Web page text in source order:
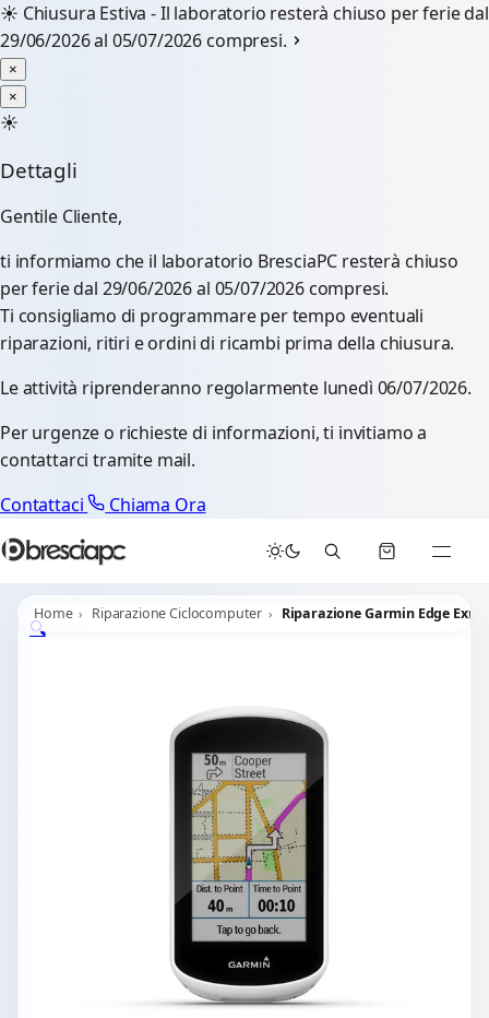
☀️ Chiusura Estiva - Il laboratorio resterà chiuso per ferie dal
29/06/2026 al 05/07/2026 compresi.
×
×
☀️
Dettagli
Gentile Cliente,
ti informiamo che il laboratorio BresciaPC resterà chiuso
per ferie dal 29/06/2026 al 05/07/2026 compresi.
Ti consigliamo di programmare per tempo eventuali
riparazioni, ritiri e ordini di ricambi prima della chiusura.
Le attività riprenderanno regolarmente lunedì 06/07/2026.
Per urgenze o richieste di informazioni, ti invitiamo a
contattarci tramite mail.
Contattaci
Chiama Ora
Home Riparazione Ciclocomputer Riparazione Garmin Edge
🔍